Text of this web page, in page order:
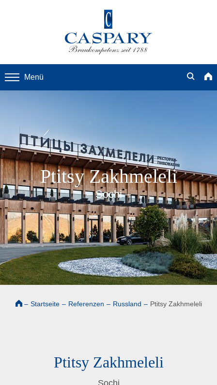
Menü
Ptitsy Zakhmeleli
– Sochi –
– Startseite – Referenzen – Russland – Ptitsy Zakhmeleli
Ptitsy Zakhmeleli
Sochi